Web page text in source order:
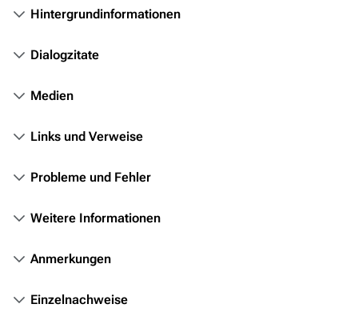
Objekte
Mitmachen
Hilfe
Letzte Änderungen
Hintergrundinformationen
Dialogzitate
Medien
Links und Verweise
Probleme und Fehler
Weitere Informationen
Anmerkungen
Einzelnachweise